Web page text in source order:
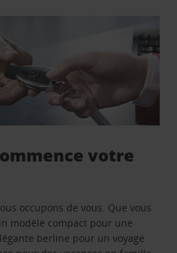
votre
occupons de vous. Que vous
modèle compact pour une
berline pour un voyage